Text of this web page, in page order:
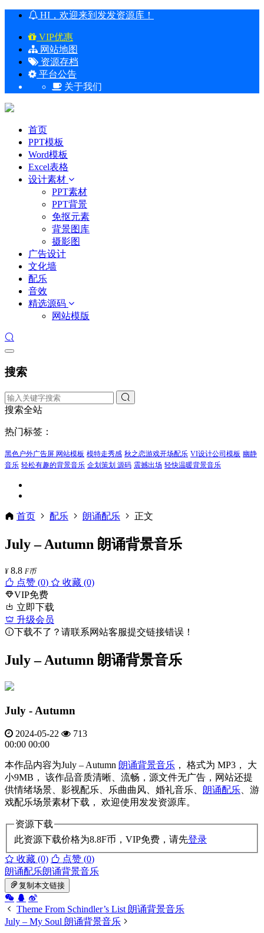
HI，欢迎来到发发资源库！
VIP优惠
网站地图
资源存档
平台公告
关于我们
首页
PPT模板
Word模板
Excel表格
设计素材
PPT素材
PPT背景
免抠元素
背景图库
摄影图
广告设计
文化墙
配乐
音效
精选源码
网站模版
搜索
搜索全站
热门标签：
黑色户外广告屏 网站模板 模特走秀感 秋之恋游戏开场配乐 VI设计公司模板 幽静
音乐 轻松有趣的背景音乐 企划策划 源码 震撼出场 轻快温暖背景音乐
首页 配乐 朗诵配乐 正文
July – Autumn 朗诵背景音乐
¥ 8.8 F币
点赞 (0)
收藏 (0)
VIP免费
立即下载
升级会员
下载不了？请联系网站客服提交链接错误！
July – Autumn 朗诵背景音乐
July - Autumn
2024-05-22
713
00:00 00:00
本作品内容为July – Autumn 朗诵背景音乐 ， 格式为 MP3， 大
小9MB， 该作品音质清晰、流畅，源文件无广告，网站还提
供情绪场景、影视配乐、乐曲曲风、婚礼音乐、 朗诵配乐 、游
戏配乐场景素材下载， 欢迎使用发发资源库。
资源下载
此资源下载价格为8.8F币，VIP免费，请先登录
收藏 (0)
点赞 (0)
朗诵配乐朗诵背景音乐
复制本文链接
Theme From Schindler’s List 朗诵背景音乐
July – My Soul 朗诵背景音乐